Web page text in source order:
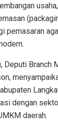
pemasaran
Deputi Branch
dengan
daerah.